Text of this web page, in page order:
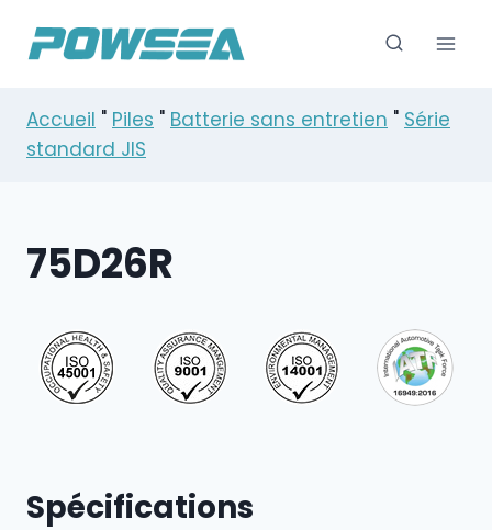
Accueil " Piles " Batterie sans entretien " Série
standard JIS
75D26R
Spécifications